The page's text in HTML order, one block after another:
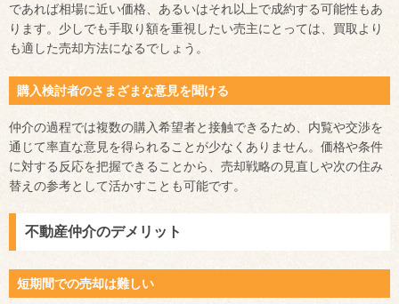
であれば相場に近い価格、あるいはそれ以上で成約する可能性もあ
ります。少しでも手取り額を重視したい売主にとっては、買取より
も適した売却方法になるでしょう。
購入検討者のさまざまな意見を聞ける
仲介の過程では複数の購入希望者と接触できるため、内覧や交渉を
通じて率直な意見を得られることが少なくありません。価格や条件
に対する反応を把握できることから、売却戦略の見直しや次の住み
替えの参考として活かすことも可能です。
不動産仲介のデメリット
短期間での売却は難しい